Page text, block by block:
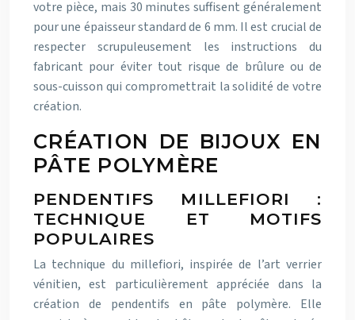
votre pièce, mais 30 minutes suffisent généralement
pour une épaisseur standard de 6 mm. Il est crucial de
respecter scrupuleusement les instructions du
fabricant pour éviter tout risque de brûlure ou de
sous-cuisson qui compromettrait la solidité de votre
création.
CRÉATION DE BIJOUX EN
PÂTE POLYMÈRE
PENDENTIFS MILLEFIORI :
TECHNIQUE ET MOTIFS
POPULAIRES
La technique du millefiori, inspirée de l’art verrier
vénitien, est particulièrement appréciée dans la
création de pendentifs en pâte polymère. Elle